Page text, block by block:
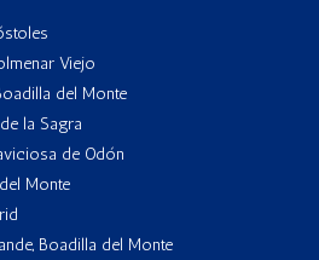
Viejo
del Monte
la Sagra
de Odón
Monte
Boadilla del Monte